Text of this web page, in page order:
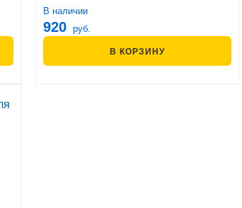
В наличии
920 руб.
В КОРЗИНУ